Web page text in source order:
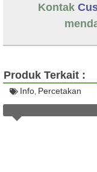
Kontak
Produk Terkait :
Info Percetakan